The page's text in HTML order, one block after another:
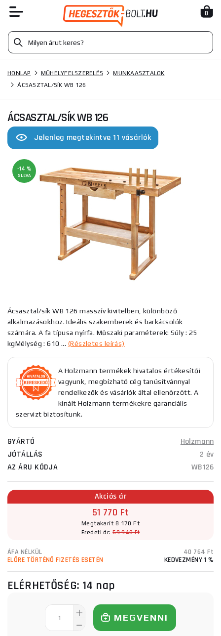
0
HONLAP MŰHELYFELSZERELÉS
MUNKAASZTALOK
ÁCSASZTAL/SÍK WB 126
ÁCSASZTAL/SÍK WB 126
Jelenleg megtekintve 11 vásárlók
-14 %
SLEVA
Ácsasztal/sík WB 126 masszív kivitelben, különböző
alkalmazásokhoz. Ideális szakemberek és barkácsolók
számára. A fa típusa nyírfa. Műszaki paraméterek: Súly : 25
kgMélység : 610 ... (Részletes leírás)
A Holzmann termékek hivatalos értékesítői
vagyunk, megbízható cég tanúsítvánnyal
rendelkezők és vásárlók által ellenőrzött. A
kínált Holzmann termékekre garanciális
szervizt biztosítunk.
GYÁRTÓ
Holzmann
JÓTÁLLÁS
2 év
AZ ÁRU KÓDJA
WB126
Akciós ár
51 770 Ft
Megtakarít 8 170 Ft
Eredeti ár:59 940 Ft
ÁFA NÉLKÜL
40 764 Ft
ELŐRE TÖRTÉNŐ FIZETÉS ESETÉN
KEDVEZMÉNY 1 %
ELÉRHETŐSÉG: 14 nap
MEGVENNI